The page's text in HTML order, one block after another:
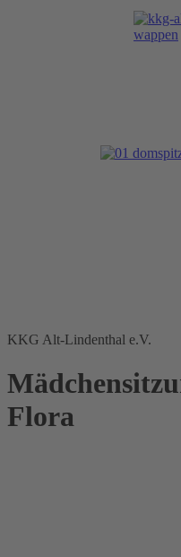
KKG Alt-Lindenthal e.V.
Flora